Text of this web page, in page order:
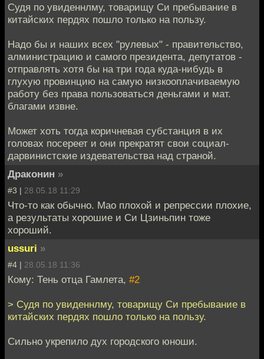
Судя по увиденнлму, товарищу Си пребывание в
китайских пердях пошло только на пользу.
Надо бы и наших всех "рулевых" - правительство,
алминистрацию и самого президента, депутатов -
отправлять хотя бы на три года куда-нибудь в
глухую провинцию на самую низкооплачиваемую
работу без права пользоваться деньгами и мат.
благами извне.
Может хоть тогда коричневая субстанция в их
головах посереет и они прекратят свои социал-
дарвинистские издевательства над страной.
Драконин »
#3 | 28.05.18 11:29
Что-то как обычно. Мао плохой и репрессии плохие,
а результаты хорошие и Си Цзиньпин тоже
хороший.
ussuri »
#4 | 28.05.18 11:36
Кому: Тень отца Гамлета, #2
> Судя по увиденнлму, товарищу Си пребывание в
китайских пердях пошло только на пользу.
Сильно укрепило дух городского юноши.